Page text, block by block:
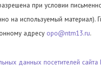
при условии
на используемый материал).
адресу opo@ntm13.ru.
данных посетителей